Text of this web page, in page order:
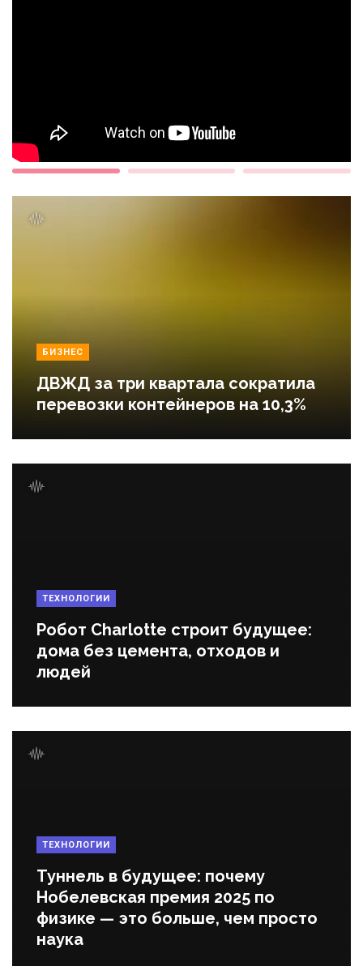
БИЗНЕС
ДВЖД за три квартала сократила
перевозки контейнеров на 10,3%
ТЕХНОЛОГИИ
Робот Charlotte строит будущее:
дома без цемента, отходов и
людей
ТЕХНОЛОГИИ
Туннель в будущее: почему
Нобелевская премия 2025 по
физике — это больше, чем просто
наука